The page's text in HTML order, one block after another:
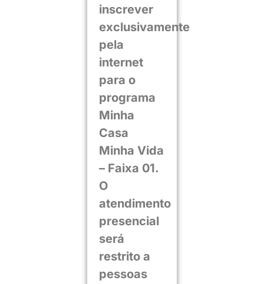
inscrever
exclusivamente
pela
internet
para o
programa
Minha
Casa
Minha Vida
– Faixa 01.
O
atendimento
presencial
será
restrito a
pessoas